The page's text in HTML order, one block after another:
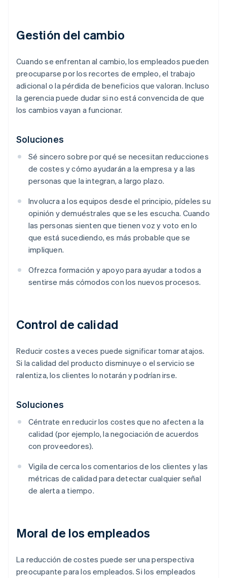
Gestión del cambio
Cuando se enfrentan al cambio, los empleados pueden
preocuparse por los recortes de empleo, el trabajo
adicional o la pérdida de beneficios que valoran. Incluso
la gerencia puede dudar si no está convencida de que
los cambios vayan a funcionar.
Soluciones
Sé sincero sobre por qué se necesitan reducciones
de costes y cómo ayudarán a la empresa y a las
personas que la integran, a largo plazo.
Involucra a los equipos desde el principio, pídeles su
opinión y demuéstrales que se les escucha. Cuando
las personas sienten que tienen voz y voto en lo
que está sucediendo, es más probable que se
impliquen.
Ofrezca formación y apoyo para ayudar a todos a
sentirse más cómodos con los nuevos procesos.
Control de calidad
Reducir costes a veces puede significar tomar atajos.
Si la calidad del producto disminuye o el servicio se
ralentiza, los clientes lo notarán y podrían irse.
Soluciones
Céntrate en reducir los costes que no afecten a la
calidad (por ejemplo, la negociación de acuerdos
con proveedores).
Vigila de cerca los comentarios de los clientes y las
métricas de calidad para detectar cualquier señal
de alerta a tiempo.
Moral de los empleados
La reducción de costes puede ser una perspectiva
preocupante para los empleados. Si los empleados